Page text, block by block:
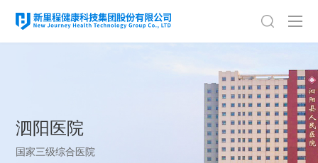
泗阳医院
国家三级综合医院